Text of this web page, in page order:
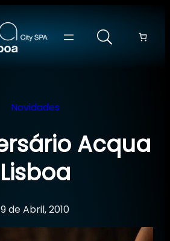
Novidades
Acqua
Lisboa
9 de Abril, 2010